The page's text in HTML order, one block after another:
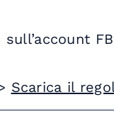
FB
Scarica il